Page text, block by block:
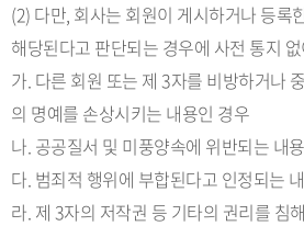
(2) 다만, 회사는 회원이 게시하거나 등록
해당된다고 판단되는 경우에 사전 통지
가. 다른 회원 또는 제 3자를 비방하거나
의 명예를 손상시키는 내용인 경우
나. 공공질서 및 미풍양속에 위반되는 내
다. 범죄적 행위에 부합된다고 인정되는
라. 제 3자의 저작권 등 기타의 권리를 침